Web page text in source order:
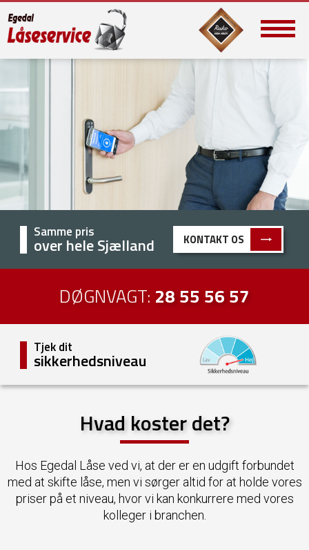
Samme pris
over hele Sjælland KONTAKT OS
DØGNVAGT: 28 55 56 57
Tjek dit
sikkerhedsniveau
Hvad koster det?
Hos Egedal Låse ved vi, at der er en udgift forbundet
med at skifte låse, men vi sørger altid for at holde vores
priser på et niveau, hvor vi kan konkurrere med vores
kolleger i branchen.